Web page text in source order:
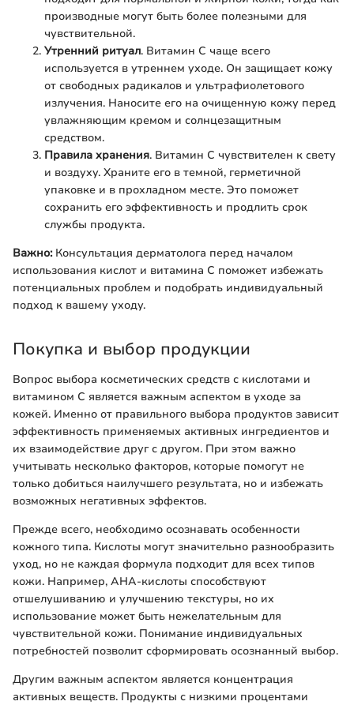
производные могут быть более полезными для
чувствительной.
Утренний ритуал. Витамин C чаще всего
используется в утреннем уходе. Он защищает кожу
от свободных радикалов и ультрафиолетового
излучения. Наносите его на очищенную кожу перед
увлажняющим кремом и солнцезащитным
средством.
Правила хранения. Витамин C чувствителен к свету
и воздуху. Храните его в темной, герметичной
упаковке и в прохладном месте. Это поможет
сохранить его эффективность и продлить срок
службы продукта.
Важно:Консультация дерматолога перед началом
использования кислот и витамина C поможет избежать
потенциальных проблем и подобрать индивидуальный
подход к вашему уходу.
Покупка и выбор продукции
Вопрос выбора косметических средств с кислотами и
витамином С является важным аспектом в уходе за
кожей. Именно от правильного выбора продуктов зависит
эффективность применяемых активных ингредиентов и
их взаимодействие друг с другом. При этом важно
учитывать несколько факторов, которые помогут не
только добиться наилучшего результата, но и избежать
возможных негативных эффектов.
Прежде всего, необходимо осознавать особенности
кожного типа. Кислоты могут значительно разнообразить
уход, но не каждая формула подходит для всех типов
кожи. Например, AHA-кислоты способствуют
отшелушиванию и улучшению текстуры, но их
использование может быть нежелательным для
чувствительной кожи. Понимание индивидуальных
потребностей позволит сформировать осознанный выбор.
Другим важным аспектом является концентрация
активных веществ. Продукты с низкими процентами